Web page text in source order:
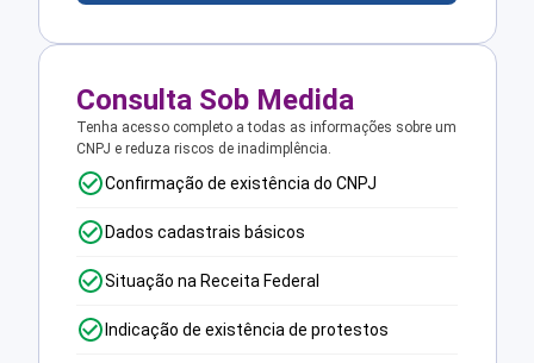
Consulta Sob Medida
Tenha acesso completo a todas as informações sobre um
CNPJ e reduza riscos de inadimplência.
Confirmação de existência do CNPJ
Dados cadastrais básicos
Situação na Receita Federal
Indicação de existência de protestos